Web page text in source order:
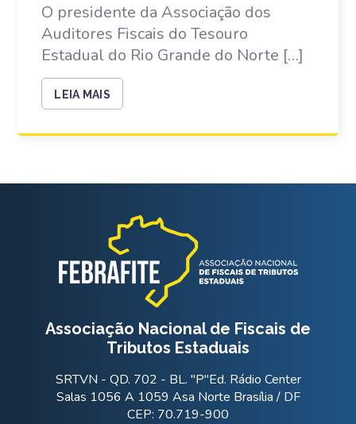
O presidente da Associação dos
Auditores Fiscais do Tesouro
Estadual do Rio Grande do Norte […]
LEIA MAIS
Associação Nacional de Fiscais de
Tributos Estaduais
SRTVN - QD. 702 - BL. "P"Ed. Rádio Center
Salas 1056 A 1059 Asa Norte Brasília / DF
CEP: 70.719-900